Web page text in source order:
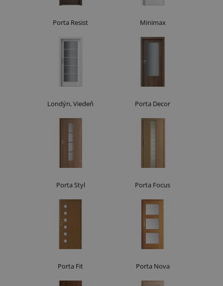
Porta Resist Minimax
Londýn, Viedeň Porta Decor
Porta Styl Porta Focus
Porta Fit Porta Nova